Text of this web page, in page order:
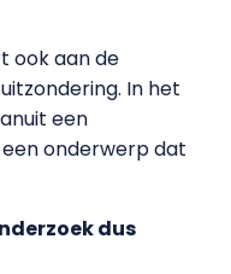
ook aan de
In het
een
onderwerp dat
dus